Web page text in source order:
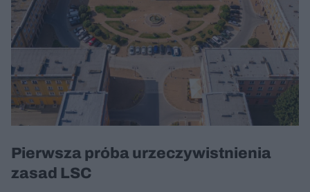
Pierwsza próba urzeczywistnienia
zasad LSC